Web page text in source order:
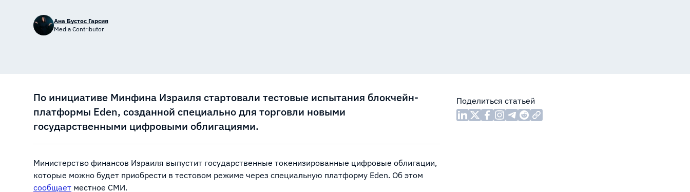
Ана Бустос Гарсия
Media Contributor
По инициативе Минфина Израиля стартовали тестовые испытания блокчейн-
платформы Eden, созданной специально для торговли новыми
государственными цифровыми облигациями.
Министерство финансов Израиля выпустит государственные токенизированные цифровые облигации,
которые можно будет приобрести в тестовом режиме через специальную платформу Eden. Об этом
сообщает местное СМИ.
Поделиться статьей